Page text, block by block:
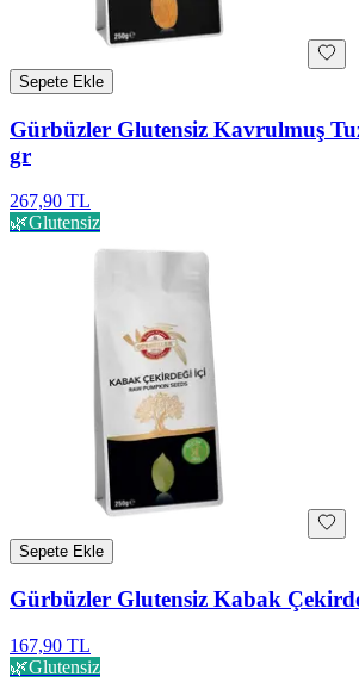
Sepete Ekle
Gürbüzler Glutensiz Kavrulmuş
gr
267,90 TL
🌿Glutensiz
Sepete Ekle
Gürbüzler Glutensiz Kabak
167,90 TL
🌿Glutensiz